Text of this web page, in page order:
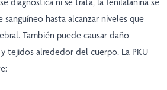
hasta alcanzar niveles que
También puede causar daño
tejidos alrededor del cuerpo. La PKU